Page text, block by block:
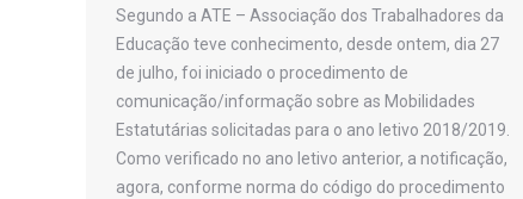
Segundo a ATE – Associação dos Trabalhadores da
Educação teve conhecimento, desde ontem, dia 27
de julho, foi iniciado o procedimento de
comunicação/informação sobre as Mobilidades
Estatutárias solicitadas para o ano letivo 2018/2019.
Como verificado no ano letivo anterior, a notificação,
agora, conforme norma do código do procedimento